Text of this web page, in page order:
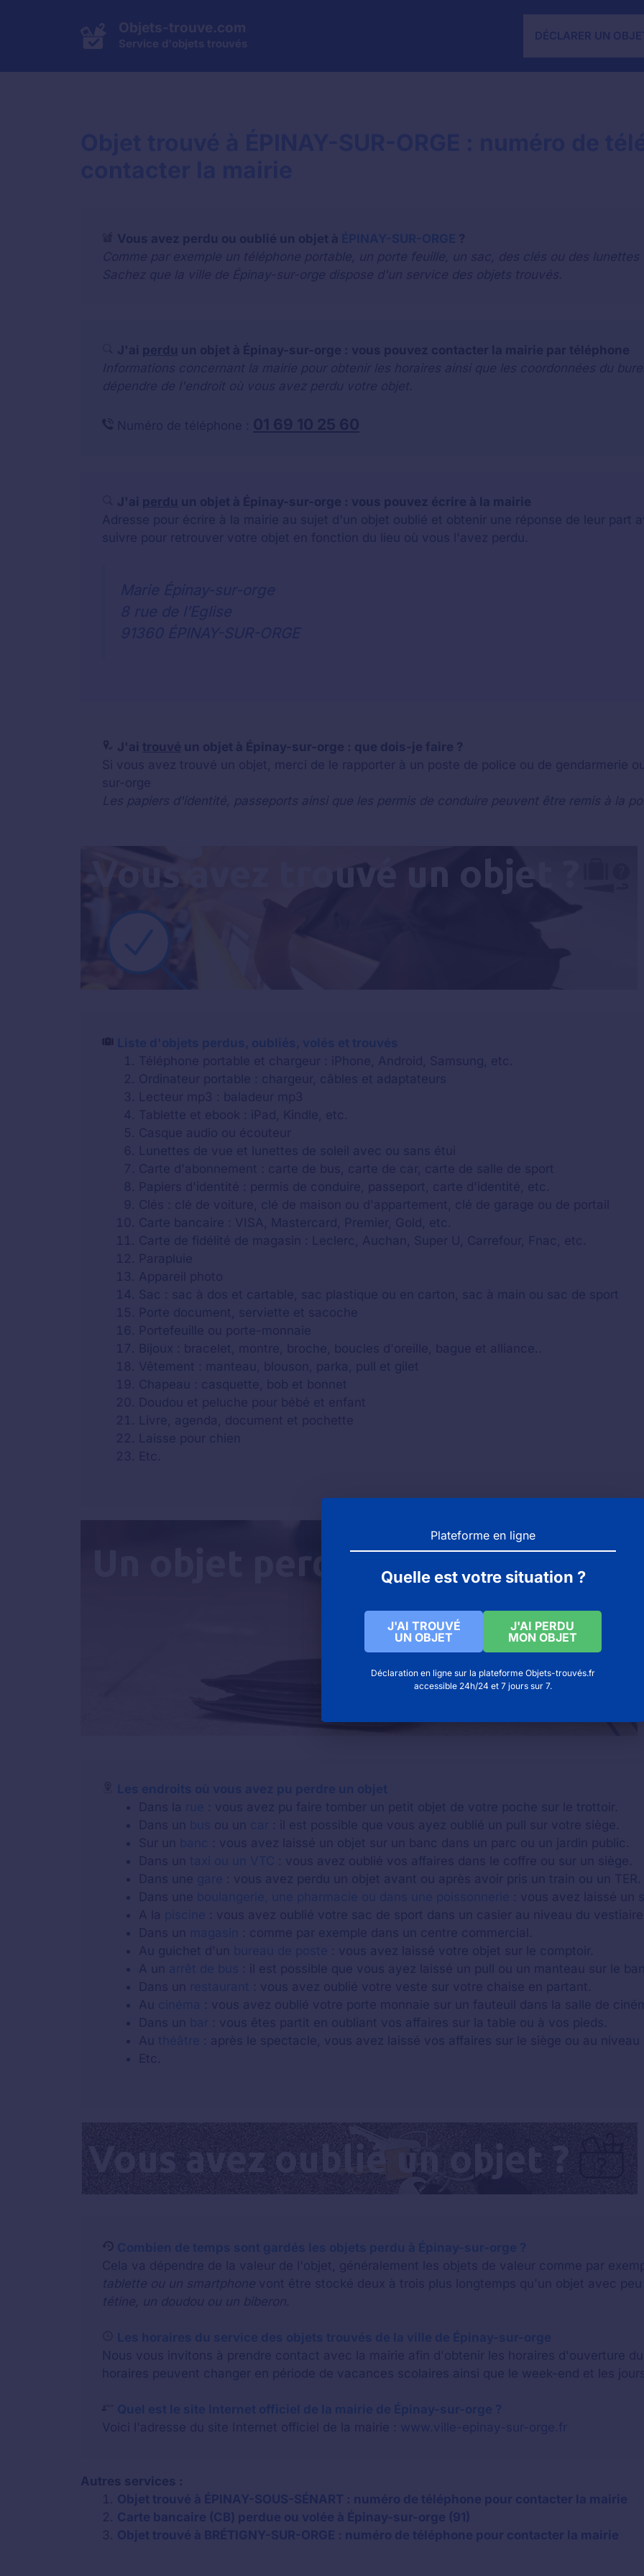
Objets-trouve.com
Service d'objets trouvés
DÉCLARER UN
Vous avez perdu ou oublié un objet à ÉPINAY-SUR-ORGE ?
Comme par exemple un téléphone portable, un porte feuille, un sac, des clés ou des lunettes
Sachez que la ville de Épinay-sur-orge dispose d'un service des objets trouvés.
J'ai trouvé un objet à Épinay-sur-orge : que dois-je faire ?
Si vous avez trouvé un objet, merci de le rapporter à un poste de police ou de gendarmerie
sur-orge
Les papiers d'identité, passeports ainsi que les permis de conduire peuvent être remis à la
Liste d'objets perdus, oubliés, volés et trouvés
Téléphone portable et chargeur : iPhone, Android, Samsung, etc.
Ordinateur portable : chargeur, câbles et adaptateurs
Lecteur mp3 : baladeur mp3
Tablette et ebook : iPad, Kindle, etc.
Casque audio ou écouteur
Lunettes de vue et lunettes de soleil avec ou sans étui
Carte d'abonnement : carte de bus, carte de car, carte de salle de sport
Papiers d'identité : permis de conduire, passeport, carte d'identité, etc.
Clés : clé de voiture, clé de maison ou d'appartement, clé de garage ou de portail
Carte bancaire : VISA, Mastercard, Premier, Gold, etc.
Carte de fidélité de magasin : Leclerc, Auchan, Super U, Carrefour, Fnac, etc.
Parapluie
Appareil photo
Sac : sac à dos et cartable, sac plastique ou en carton, sac à main ou sac de sport
Porte document, serviette et sacoche
Portefeuille ou porte-monnaie
Bijoux : bracelet, montre, broche, boucles d'oreille, bague et alliance..
Vêtement : manteau, blouson, parka, pull et gilet
Chapeau : casquette, bob et bonnet
Doudou et peluche pour bébé et enfant
Livre, agenda, document et pochette
Laisse pour chien
Etc.
Les endroits où vous avez pu perdre un objet
Dans la rue : vous avez pu faire tomber un petit objet de votre poche sur le trottoir.
Dans un bus ou un car : il est possible que vous ayez oublié un pull sur votre siège.
Sur un banc : vous avez laissé un objet sur un banc dans un parc ou un jardin public.
Dans un taxi ou un VTC : vous avez oublié vos affaires dans le coffre ou sur un siège.
Dans une gare : vous avez perdu un objet avant ou après avoir pris un train ou un TER.
Dans une boulangerie, une pharmacie ou dans une poissonnerie : vous avez laissé un
A la piscine : vous avez oublié votre sac de sport dans un casier au niveau du
Dans un magasin : comme par exemple dans un centre commercial.
Au guichet d'un bureau de poste : vous avez laissé votre objet sur le comptoir.
A un arrêt de bus : il est possible que vous ayez laissé un pull ou un manteau sur le
Dans un restaurant : vous avez oublié votre veste sur votre chaise en partant.
Au cinéma : vous avez oublié votre porte monnaie sur un fauteuil dans la salle de
Dans un bar : vous êtes partit en oubliant vos affaires sur la table ou à vos pieds.
Au théâtre : après le spectacle, vous avez laissé vos affaires sur le siège ou au niveau
Etc.
Combien de temps sont gardés les objets perdu à Épinay-sur-orge ?
Cela va dépendre de la valeur de l'objet, généralement les objets de valeur comme par
tablette ou un smartphone vont être stocké deux à trois plus longtemps qu'un objet avec
tétine, un doudou ou un biberon.
Les horaires du service des objets trouvés de la ville de Épinay-sur-orge
Nous vous invitons à prendre contact avec la mairie afin d'obtenir les horaires d'ouverture
horaires peuvent changer en période de vacances scolaires ainsi que le week-end et les
Quel est le site Internet officiel de la mairie de Épinay-sur-orge ?
Voici l'adresse du site Internet officiel de la mairie : www.ville-epinay-sur-orge.fr
Autres services :
Objet trouvé à ÉPINAY-SOUS-SÉNART : numéro de téléphone pour contacter la mairie
Carte bancaire (CB) perdue ou volée à Épinay-sur-orge (91)
Objet trouvé à BRÉTIGNY-SUR-ORGE : numéro de téléphone pour contacter la mairie
Plateforme en ligne
Quelle est votre situation ?
J'AI TROUVÉ
UN OBJET
J'AI PERDU
MON OBJET
Déclaration en ligne sur la plateforme Objets-trouvés.fr
accessible 24h/24 et 7 jours sur 7.